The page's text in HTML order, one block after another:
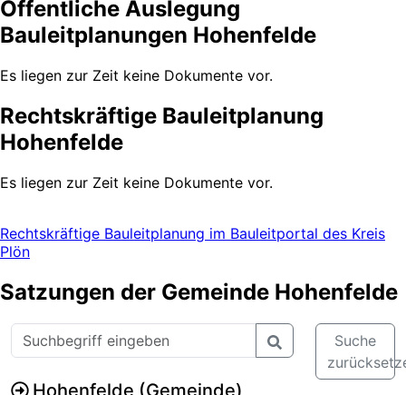
Öffentliche Auslegung
Bauleitplanungen Hohenfelde
Es liegen zur Zeit keine Dokumente vor.
Rechtskräftige Bauleitplanung
Hohenfelde
Es liegen zur Zeit keine Dokumente vor.
Rechtskräftige Bauleitplanung im Bauleitportal des Kreis
Plön
Satzungen der Gemeinde Hohenfelde
Suche
Hohenfelde (Gemeinde)